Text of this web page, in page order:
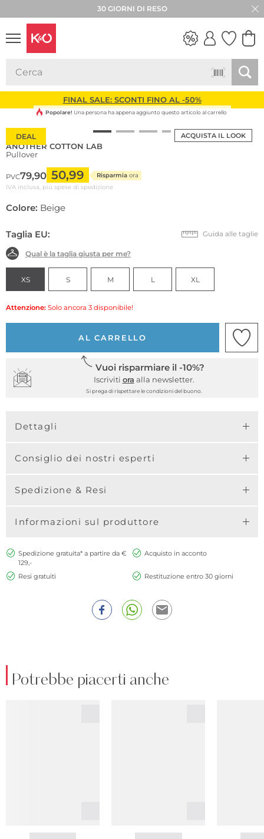
30 GIORNI DI RESO
FINAL SALE: SCONTI FINO AL -50%
ACQUISTA IL LOOK
DEAL
Popolare! Una persona ha appena aggiunto questo articolo al carrello
ANOTHER COTTON LAB
Pullover
PVC79,90 50,99 Risparmia ora
IVA inclusa, più spese di spedizione
Colore: Beige
Taglia EU: Guida alle taglie
Qual è la taglia giusta per me?
XS S M L XL
Attenzione: Solo ancora 3 disponibile!
AL CARRELLO
Vuoi risparmiare il -10%?
Iscriviti ora alla newsletter.
Si prega di rispettare le condizioni del buono.
Dettagli
Consiglio dei nostri esperti
Spedizione & Resi
Informazioni sul produttore
Spedizione gratuita* a partire da €
129,-
Acquisto in acconto
Resi gratuiti Restituzione entro 30 giorni
Potrebbe piacerti anche